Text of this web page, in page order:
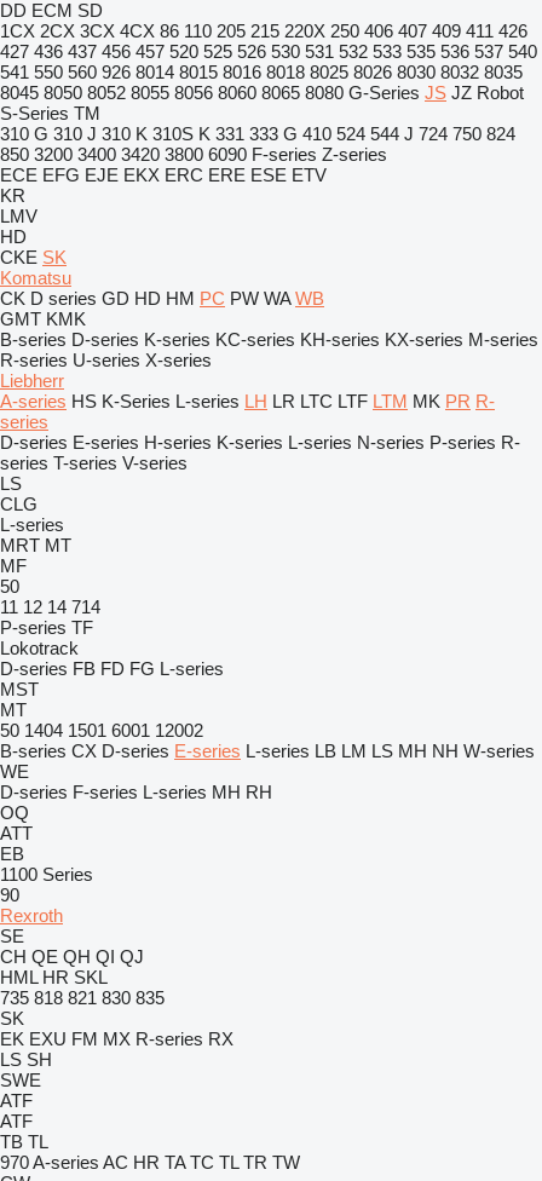
DD ECM SD
1CX 2CX 3CX 4CX 86 110 205 215 220X 250 406 407 409 411 426
427 436 437 456 457 520 525 526 530 531 532 533 535 536 537 540
541 550 560 926 8014 8015 8016 8018 8025 8026 8030 8032 8035
8045 8050 8052 8055 8056 8060 8065 8080 G-Series JS JZ Robot
S-Series TM
310 G 310 J 310 K 310S K 331 333 G 410 524 544 J 724 750 824
850 3200 3400 3420 3800 6090 F-series Z-series
ECE EFG EJE EKX ERC ERE ESE ETV
KR
LMV
HD
CKE SK
Komatsu
CK D series GD HD HM PC PW WA WB
GMT KMK
B-series D-series K-series KC-series KH-series KX-series M-series
R-series U-series X-series
Liebherr
A-series HS K-Series L-series LH LR LTC LTF LTM MK PR R-
series
D-series E-series H-series K-series L-series N-series P-series R-
series T-series V-series
LS
CLG
L-series
MRT MT
MF
50
11 12 14 714
P-series TF
Lokotrack
D-series FB FD FG L-series
MST
MT
50 1404 1501 6001 12002
B-series CX D-series E-series L-series LB LM LS MH NH W-series
WE
D-series F-series L-series MH RH
OQ
ATT
EB
1100 Series
90
Rexroth
SE
CH QE QH QI QJ
HML HR SKL
735 818 821 830 835
SK
EK EXU FM MX R-series RX
LS SH
SWE
ATF
ATF
TB TL
970A-series AC HR TA TC TL TR TW